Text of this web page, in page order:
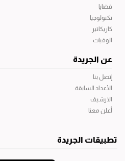
قضايا
تكنولوجيا
كاريكاتير
الوفيات
عن الجريدة
إتصل بنا
الأعداد السابقة
الارشيف
أعلن معنا
تطبيقات الجريدة